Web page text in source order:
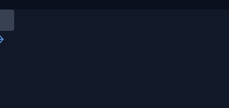
saison